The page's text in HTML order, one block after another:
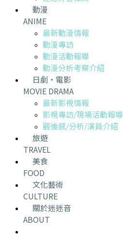
動漫
ANIME
最新動漫情報
動漫專訪
動漫活動報導
動漫分析考察介紹
日劇・電影
MOVIE DRAMA
最新影視情報
影視專訪/現場活動報導
觀後感/分析/演員介紹
旅遊
TRAVEL
美食
FOOD
文化藝術
CULTURE
關於迷迷音
ABOUT